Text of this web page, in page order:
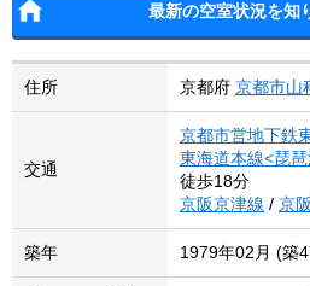
最新の空室状況を知
住所 京都府 京都市山
交通
京都市営地下鉄
東海道本線<琵
徒歩18分
京阪京津線 / 京
築年 1979年02月 (築